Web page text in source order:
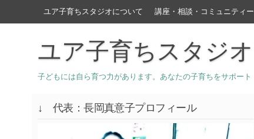
ユア子育ちスタジオについて 講座・相談・コミュニティー
ユア子育ちスタジオ
子どもには自ら育つ力があります。あなたの子育ちをサポート
↓ 代表：長岡真意子プロフィール